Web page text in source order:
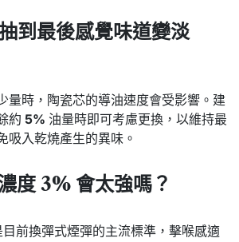
到最後感覺味道變淡
量時，陶瓷芯的導油速度會受影響。建
約 5% 油量時即可考慮更換，以維持最
吸入乾燒產生的異味。
度 3% 會太強嗎？
前換彈式煙彈的主流標準，擊喉感適